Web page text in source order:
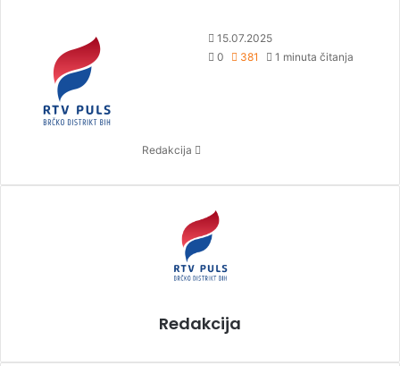
Redakcija
a
15.07.2025
0
381 1 minuta čitanja
Redakcija